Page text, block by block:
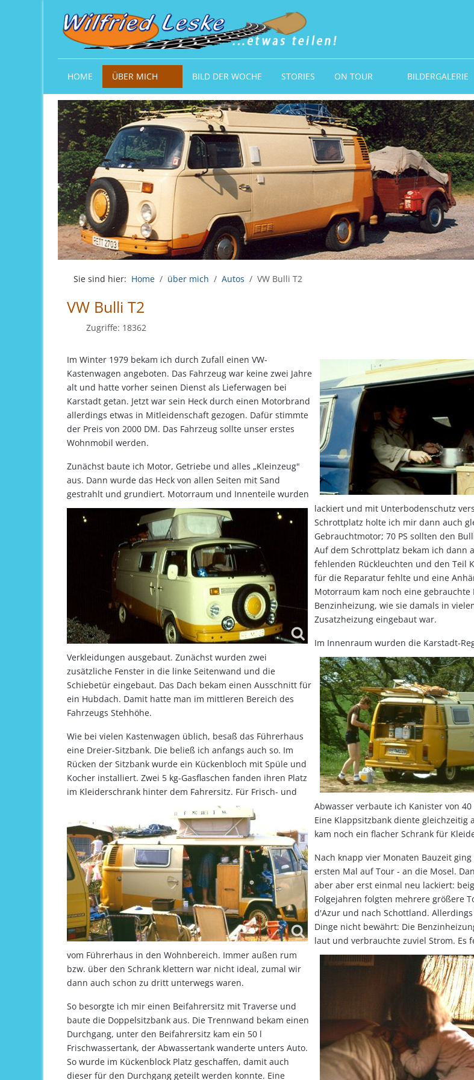
HOME ÜBER MICH BILD DER WOCHE STORIES ON TOUR BILDERGALERIE
Sie sind hier: Home über mich Autos VW Bulli T2
VW Bulli T2
Zugriffe: 18362
Im Winter 1979 bekam ich durch Zufall einen VW-
Kastenwagen angeboten. Das Fahrzeug war keine zwei Jahre
alt und hatte vorher seinen Dienst als Lieferwagen bei
Karstadt getan. Jetzt war sein Heck durch einen Motorbrand
allerdings etwas in Mitleidenschaft gezogen. Dafür stimmte
der Preis von 2000 DM. Das Fahrzeug sollte unser erstes
Wohnmobil werden.
Zunächst baute ich Motor, Getriebe und alles „Kleinzeug"
aus. Dann wurde das Heck von allen Seiten mit Sand
gestrahlt und grundiert. Motorraum und Innenteile wurden
lackiert und mit Unterbodenschutz
Schrottplatz holte ich mir dann auch
Gebrauchtmotor; 70 PS sollten den
Auf dem Schrottplatz bekam ich dann
fehlenden Rückleuchten und den Teil
für die Reparatur fehlte und eine
Motorraum kam noch eine gebrauchte
Benzinheizung, wie sie damals in
Zusatzheizung eingebaut war.
Im Innenraum wurden die Karstadt-
Verkleidungen ausgebaut. Zunächst wurden zwei
zusätzliche Fenster in die linke Seitenwand und die
Schiebetür eingebaut. Das Dach bekam einen Ausschnitt für
ein Hubdach. Damit hatte man im mittleren Bereich des
Fahrzeugs Stehhöhe.
Wie bei vielen Kastenwagen üblich, besaß das Führerhaus
eine Dreier-Sitzbank. Die beließ ich anfangs auch so. Im
Rücken der Sitzbank wurde ein Kückenbloch mit Spüle und
Kocher installiert. Zwei 5 kg-Gasflaschen fanden ihren Platz
im Kleiderschrank hinter dem Fahrersitz. Für Frisch- und
Abwasser verbaute ich Kanister von
Eine Klappsitzbank diente gleichzeitig
kam noch ein flacher Schrank für
Nach knapp vier Monaten Bauzeit
ersten Mal auf Tour - an die Mosel.
aber aber erst einmal neu lackiert:
Folgejahren folgten mehrere größere
d'Azur und nach Schottland.
Dinge nicht bewährt: Die
laut und verbrauchte zuviel Strom. Es
vom Führerhaus in den Wohnbereich. Immer außen rum
bzw. über den Schrank klettern war nicht ideal, zumal wir
dann auch schon zu dritt unterwegs waren.
So besorgte ich mir einen Beifahrersitz mit Traverse und
baute die Doppelsitzbank aus. Die Trennwand bekam einen
Durchgang, unter den Beifahrersitz kam ein 50 l
Frischwassertank, der Abwassertank wanderte unters Auto.
So wurde im Kückenblock Platz geschaffen, damit auch
dieser für den Durchgang geteilt werden konnte. Eine